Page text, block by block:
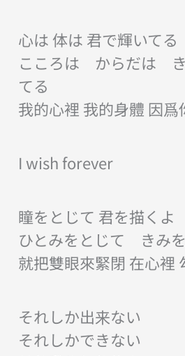
心は 体は 君で輝いてる
こころは からだは き
てる
我的心裡 我的身體 因
I wish forever
瞳をとじて 君を描くよ
ひとみをとじて きみ
就把雙眼來緊閉 在心裡
それしか出来ない
それしかできない